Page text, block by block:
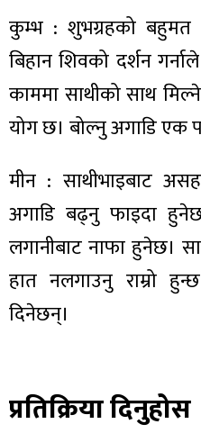
कुम्भ : शुभग्रहको बहुमत
बिहान शिवको दर्शन
काममा साथीको साथ
योग छ। बोल्नु अगाडि एक
मीन : साथीभाइबाट
अगाडि बढ्नु फाइदा
लगानीबाट नाफा हुनेछ।
हात नलगाउनु राम्रो
दिनेछन्।
प्रतिक्रिया दिनुहोस